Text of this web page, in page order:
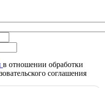
в отношении обработки
соглашения